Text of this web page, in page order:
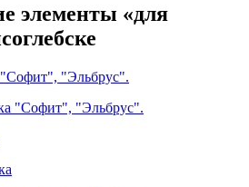
элементы «для
"Софит", "Эльбрус".